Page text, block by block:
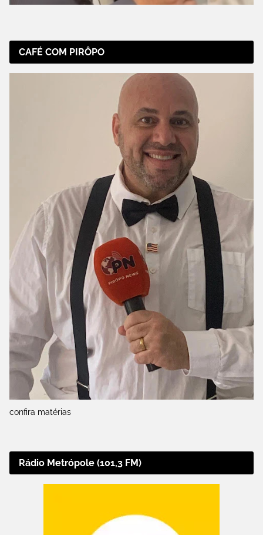
CAFÉ COM PIRÔPO
confira matérias
Rádio Metrópole (101,3 FM)